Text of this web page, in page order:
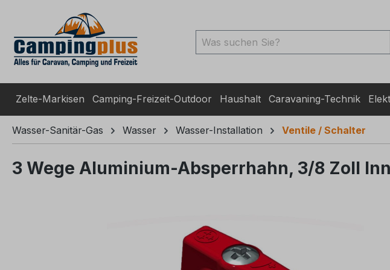
Zur Suche springen
Zelte-Markisen Camping-Freizeit-Outdoor Haushalt Caravaning-Technik
Wasser-Sanitär-Gas Wasser Wasser-Installation Ventile / Schalter
3 Wege Aluminium-Absperrhahn, 3/8 Zoll